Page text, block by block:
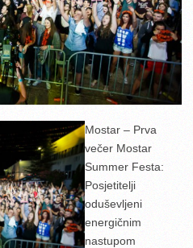
Mostar – Prva
večer Mostar
Summer Festa:
Posjetitelji
oduševljeni
energičnim
nastupom